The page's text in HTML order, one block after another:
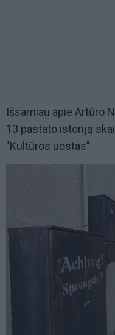
Išsamiau apie Artūro
13 pastato istoriją
"Kultūros uostas".